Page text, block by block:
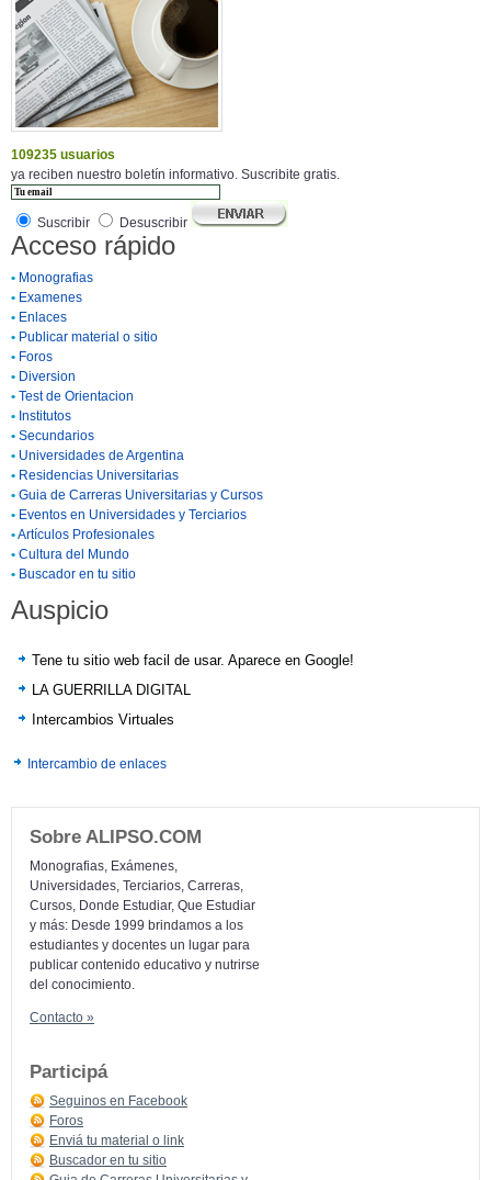
109235 usuarios
ya reciben nuestro boletín informativo. Suscribite gratis.
Suscribir Desuscribir
Acceso rápido
• Monografias
• Examenes
• Enlaces
• Publicar material o sitio
• Foros
• Diversion
• Test de Orientacion
• Institutos
• Secundarios
• Universidades de Argentina
• Residencias Universitarias
• Guia de Carreras Universitarias y Cursos
• Eventos en Universidades y Terciarios
•Artículos Profesionales
• Cultura del Mundo
• Buscador en tu sitio
Auspicio
Tene tu sitio web facil de usar. Aparece en Google!
LA GUERRILLA DIGITAL
Intercambios Virtuales
Intercambio de enlaces
Sobre ALIPSO.COM
Monografias, Exámenes,
Universidades, Terciarios, Carreras,
Cursos, Donde Estudiar, Que Estudiar
y más: Desde 1999 brindamos a los
estudiantes y docentes un lugar para
publicar contenido educativo y nutrirse
del conocimiento.
Contacto »
Participá
Seguinos en Facebook
Foros
Enviá tu material o link
Buscador en tu sitio